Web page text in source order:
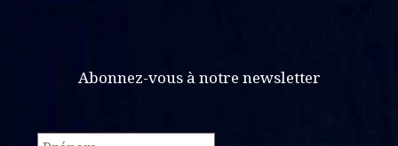
Abonnez-vous à notre newsletter